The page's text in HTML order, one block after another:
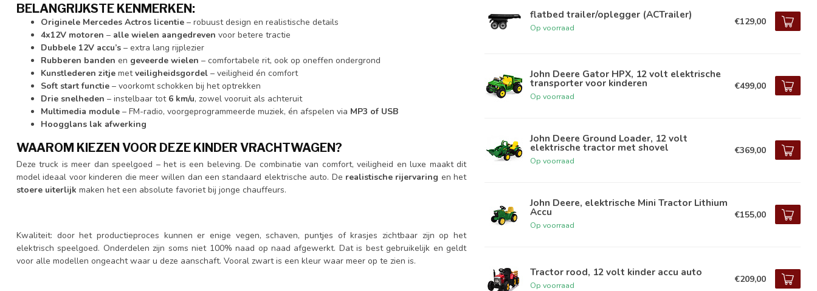
BELANGRIJKSTE KENMERKEN:
Originele Mercedes Actros licentie – robuust design en realistische details
4x12V motoren – alle wielen aangedreven voor betere tractie
Dubbele 12V accu’s – extra lang rijplezier
Rubberen banden en geveerde wielen – comfortabele rit, ook op oneffen ondergrond
Kunstlederen zitje metveiligheidsgordel – veiligheid én comfort
Soft start functie – voorkomt schokken bij het optrekken
Drie snelheden – instelbaar tot 6 km/u, zowel vooruit als achteruit
Multimedia module – FM-radio, voorgeprogrammeerde muziek, én afspelen via MP3 of USB
Hoogglans lak afwerking
WAAROM KIEZEN VOOR DEZE KINDER VRACHTWAGEN?
Deze truck is meer dan speelgoed – het is een beleving. De combinatie van comfort, veiligheid en luxe maakt dit
model ideaal voor kinderen die meer willen dan een standaard elektrische auto. De realistische rijervaring en het
stoere uiterlijk maken het een absolute favoriet bij jonge chauffeurs.
Kwaliteit: door het productieproces kunnen er enige vegen, schaven, puntjes of krasjes zichtbaar zijn op het
elektrisch speelgoed. Onderdelen zijn soms niet 100% naad op naad afgewerkt. Dat is best gebruikelijk en geldt
voor alle modellen ongeacht waar u deze aanschaft. Vooral zwart is een kleur waar meer op te zien is.
flatbed trailer/oplegger (ACTrailer)
Op voorraad
€129,00
John Deere Gator HPX, 12 volt elektrische
transporter voor kinderen
Op voorraad
€499,00
John Deere Ground Loader, 12 volt
elektrische tractor met shovel
Op voorraad
€369,00
John Deere, elektrische Mini Tractor Lithium
Accu
Op voorraad
€155,00
Tractor rood, 12 volt kinder accu auto
Op voorraad
€209,00